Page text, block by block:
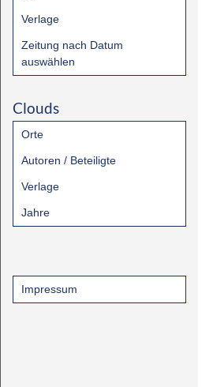
Verlage
Zeitung nach Datum
auswählen
Clouds
Orte
Autoren / Beteiligte
Verlage
Jahre
Impressum